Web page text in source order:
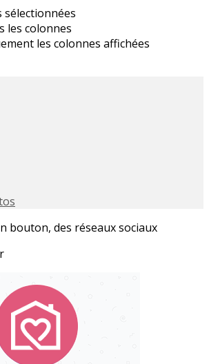
sélectionnées
les colonnes
les colonnes affichées
bouton, des réseaux sociaux